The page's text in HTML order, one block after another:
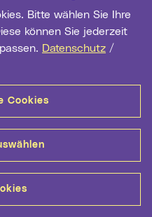
können Sie jederzeit
Datenschutz /
Cookies